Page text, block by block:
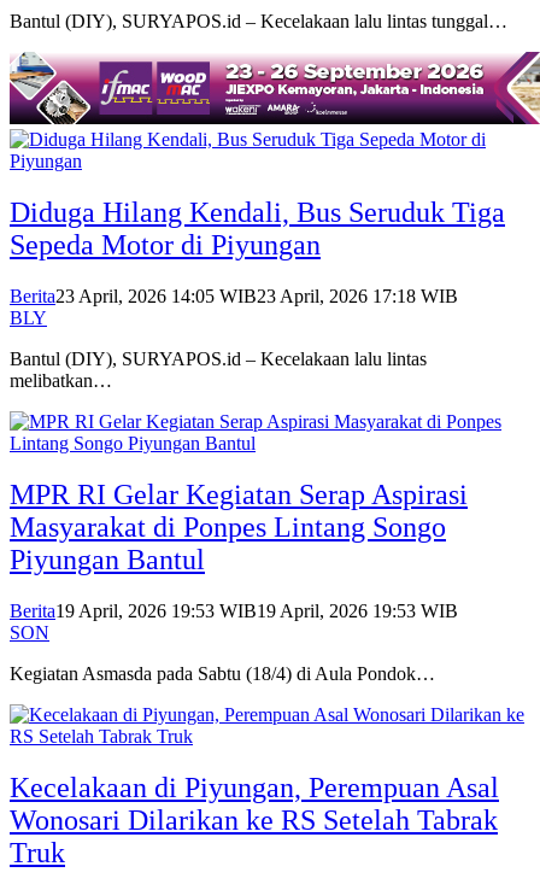
Bantul (DIY), SURYAPOS.id – Kecelakaan lalu lintas tunggal…
Diduga Hilang Kendali, Bus Seruduk Tiga
Sepeda Motor di Piyungan
Berita23 April, 2026 14:05 WIB23 April, 2026 17:18 WIB
BLY
Bantul (DIY), SURYAPOS.id – Kecelakaan lalu lintas
melibatkan…
MPR RI Gelar Kegiatan Serap Aspirasi
Masyarakat di Ponpes Lintang Songo
Piyungan Bantul
Berita19 April, 2026 19:53 WIB19 April, 2026 19:53 WIB
SON
Kegiatan Asmasda pada Sabtu (18/4) di Aula Pondok…
Kecelakaan di Piyungan, Perempuan Asal
Wonosari Dilarikan ke RS Setelah Tabrak
Truk